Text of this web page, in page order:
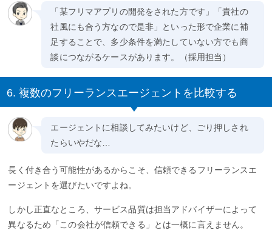
「某フリマアプリの開発をされた方です」「貴社の
社風にも合う方なので是非」といった形で企業に補
足することで、多少条件を満たしていない方でも商
談につながるケースがあります。（採用担当）
6. 複数のフリーランスエージェントを比較する
エージェントに相談してみたいけど、ごり押しされ
たらいやだな…
長く付き合う可能性があるからこそ、信頼できるフリーランスエ
ージェントを選びたいですよね。
しかし正直なところ、サービス品質は担当アドバイザーによって
異なるため「この会社が信頼できる」とは一概に言えません。